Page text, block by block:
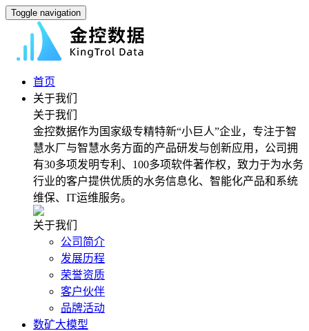
Toggle navigation
首页
关于我们
关于我们
金控数据作为国家级专精特新“小巨人”企业，专注于智
慧水厂与智慧水务方面的产品研发与创新应用，公司拥
有30多项发明专利、100多项软件著作权，致力于为水务
行业的客户提供优质的水务信息化、智能化产品和系统
维保、IT运维服务。
关于我们
公司简介
发展历程
荣誉资质
客户伙伴
品牌活动
数矿大模型